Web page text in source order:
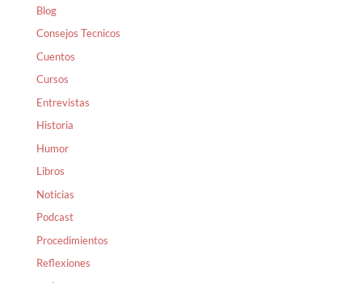
Blog
Consejos Tecnicos
Cuentos
Cursos
Entrevistas
Historia
Humor
Libros
Noticias
Podcast
Procedimientos
Reflexiones